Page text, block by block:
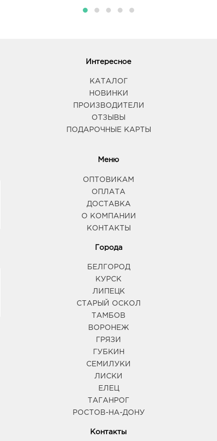
Интересное
КАТАЛОГ
НОВИНКИ
ПРОИЗВОДИТЕЛИ
ОТЗЫВЫ
ПОДАРОЧНЫЕ КАРТЫ
Меню
ОПТОВИКАМ
ОПЛАТА
ДОСТАВКА
О КОМПАНИИ
КОНТАКТЫ
Города
БЕЛГОРОД
КУРСК
ЛИПЕЦК
СТАРЫЙ ОСКОЛ
ТАМБОВ
ВОРОНЕЖ
ГРЯЗИ
ГУБКИН
СЕМИЛУКИ
ЛИСКИ
ЕЛЕЦ
ТАГАНРОГ
РОСТОВ-НА-ДОНУ
Контакты